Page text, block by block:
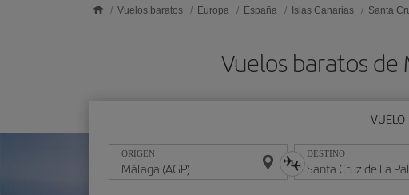
Vuelos baratos Europa España Islas Canarias Santa
Vuelos baratos de
VUELO
ORIGEN DESTINO